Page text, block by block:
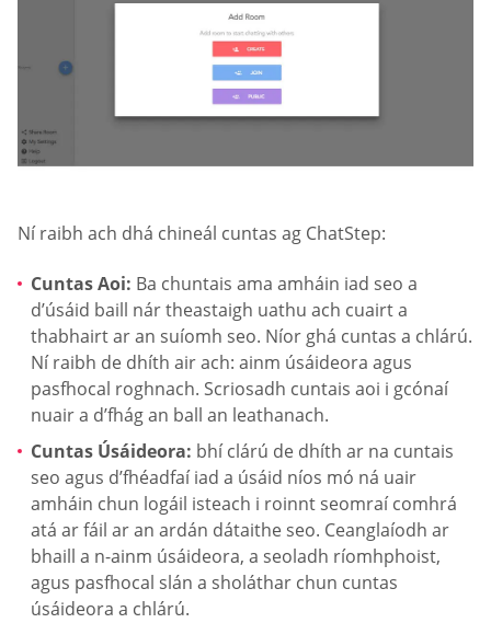
Ní raibh ach dhá chineál cuntas ag ChatStep:
Cuntas Aoi: Ba chuntais ama amháin iad seo a
d’úsáid baill nár theastaigh uathu ach cuairt a
thabhairt ar an suíomh seo. Níor ghá cuntas a chlárú.
Ní raibh de dhíth air ach: ainm úsáideora agus
pasfhocal roghnach. Scriosadh cuntais aoi i gcónaí
nuair a d’fhág an ball an leathanach.
Cuntas Úsáideora: bhí clárú de dhíth ar na cuntais
seo agus d’fhéadfaí iad a úsáid níos mó ná uair
amháin chun logáil isteach i roinnt seomraí comhrá
atá ar fáil ar an ardán dátaithe seo. Ceanglaíodh ar
bhaill a n-ainm úsáideora, a seoladh ríomhphoist,
agus pasfhocal slán a sholáthar chun cuntas
úsáideora a chlárú.